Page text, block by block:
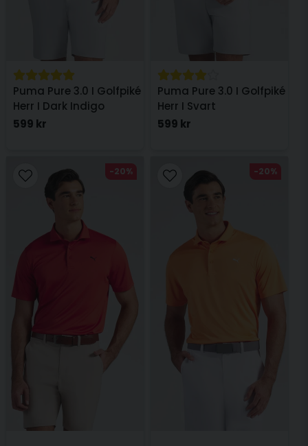
Puma Pure 3.0 I Golfpiké
Herr I Dark Indigo
599 kr
Puma Pure 3.0 I Golfpiké
Herr I Svart
599 kr
-20% -20%